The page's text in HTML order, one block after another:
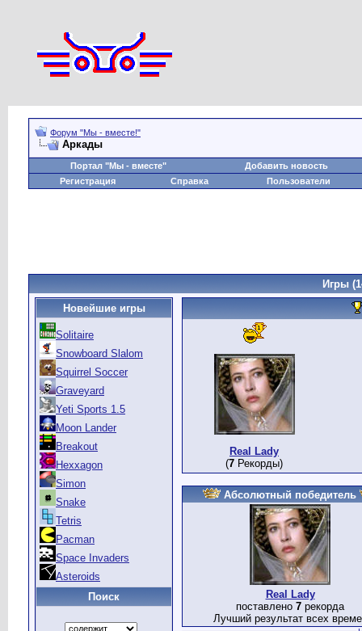
Форум "Мы - вместе!"
Аркады
Портал "Мы - вместе"
Добавить новость
Регистрация
Справка Пользователи
Игры
Новейшие игры
Solitaire
Snowboard Slalom
Squirrel Soccer
Graveyard
Yeti Sports 1.5
Moon Lander
Breakout
Hexxagon
Simon
Snake
Tetris
Pacman
Space Invaders
Asteroids
Поиск
Real Lady
(7 Рекорды)
Абсолютный победитель
Real Lady
поставлено 7 рекорда
Лучший результат всех